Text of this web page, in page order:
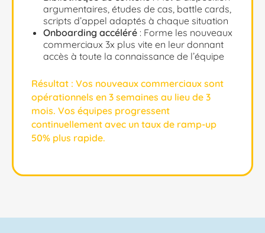
argumentaires, études de cas, battle cards,
scripts d’appel adaptés à chaque situation
Onboarding accéléré : Forme les nouveaux
commerciaux 3x plus vite en leur donnant
accès à toute la connaissance de l’équipe
Résultat : Vos nouveaux commerciaux sont
opérationnels en 3 semaines au lieu de 3
mois. Vos équipes progressent
continuellement avec un taux de ramp-up
50% plus rapide.